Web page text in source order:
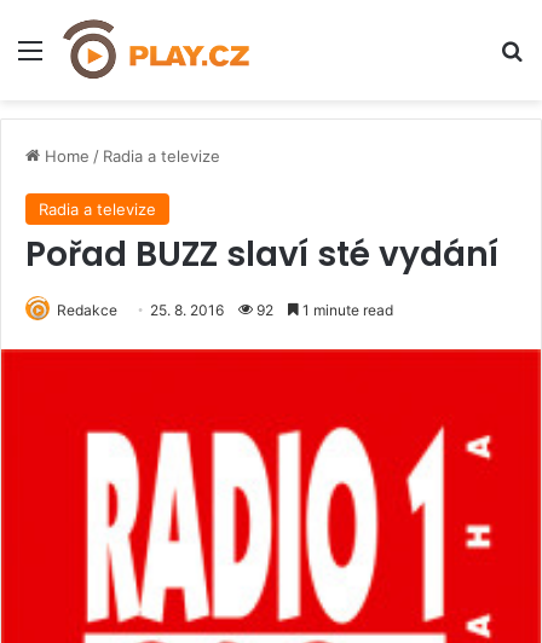
Menu
Home / Radia a televize
Radia a televize
Pořad BUZZ slaví sté vydání
Redakce 25. 8. 2016 92 1 minute read